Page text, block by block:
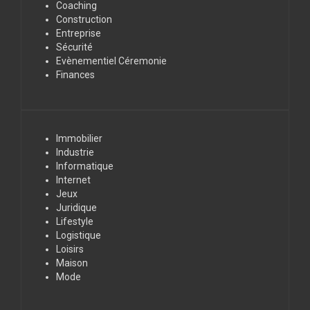
Coaching
Construction
Entreprise
Sécurité
Evènementiel Céremonie
Finances
Immobilier
Industrie
Informatique
Internet
Jeux
Juridique
Lifestyle
Logistique
Loisirs
Maison
Mode